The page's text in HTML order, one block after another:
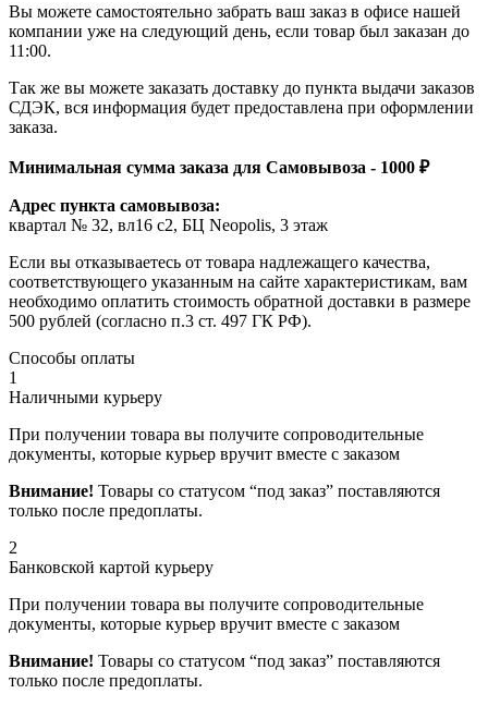
Вы можете самостоятельно забрать ваш заказ в офисе нашей
компании уже на следующий день, если товар был заказан до
11:00.
Так же вы можете заказать доставку до пункта выдачи заказов
СДЭК, вся информация будет предоставлена при оформлении
заказа.
Минимальная сумма заказа для Самовывоза - 1000 ₽
Адрес пункта самовывоза:
квартал № 32, вл16 с2, БЦ Neopolis, 3 этаж
Если вы отказываетесь от товара надлежащего качества,
соответствующего указанным на сайте характеристикам, вам
необходимо оплатить стоимость обратной доставки в размере
500 рублей (согласно п.3 ст. 497 ГК РФ).
Способы оплаты
1
Наличными курьеру
При получении товара вы получите сопроводительные
документы, которые курьер вручит вместе с заказом
Внимание! Товары со статусом “под заказ” поставляются
только после предоплаты.
2
Банковской картой курьеру
При получении товара вы получите сопроводительные
документы, которые курьер вручит вместе с заказом
Внимание! Товары со статусом “под заказ” поставляются
только после предоплаты.